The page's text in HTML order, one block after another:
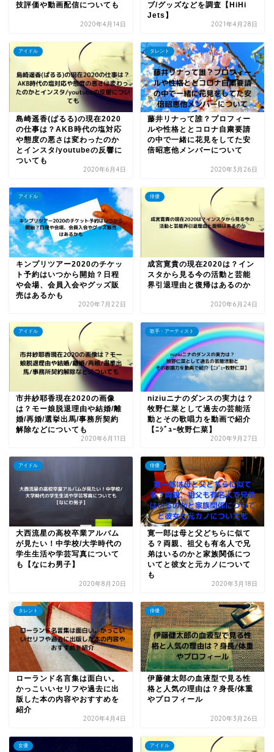
技評価や動画配信についても
2020年4月14日
ブ/グッズなどを調査【HiHi
Jets】
2021年4月28日
アイドル
島崎遥香(ぱるる)の現在2020
の仕事は？AKB時代の塩対応
や態度の悪さは変わったのか
とインスタ/youtubeの反響に
ついても
2020年6月4日
タレント
藤井リナって誰？プロフィー
ルや性格ととコロナ自粛要請
の中で一緒に花見をしてた安
倍昭恵他メンバーについて
2020年3月26日
アイドル
キンプリツアー2020のチケッ
ト予約はいつから開始？日程
や会場、会員入会やグッズ販
売はあるかも
2020年7月22日
俳優
成宮寛貴の現在2020は？イン
スタから見る今の活動と芸能
界引退理由と復帰はあるのか
2020年6月24日
アイドル
市井紗耶香現在2020の画像
は？モー娘脱退理由や結婚/離
婚/再婚/選挙出馬/事務所契約
解除などについても
2020年6月11日
歌手・アーティスト
niziuニナのダンスの実力は？
牧野仁菜として過去の芸能活
動とその歌唱力を動画で紹介
【ﾆｼﾞｭｰ牧野仁菜】
2020年9月27日
アイドル
大西流星の高校卒業アルバム
が見たい！中学校/大学時代の
学生生活や学芸写真について
も【なにわ男子】
2020年8月20日
俳優
寛一郎は母と父どちらに似て
る？両親、祖父も有名人で兄
弟はいるのかと家族関係につ
いてと彼女と元カノについて
も
2020年3月18日
タレント
ローランド名言集は面白い。
かっこいいセリフや過去に出
版した本の内容やおすすめを
紹介
2020年4月4日
俳優
伊藤健太郎の血液型で見る性
格と人気の理由は？身長/体重
やプロフィール
2020年3月26日
女優 アイドル